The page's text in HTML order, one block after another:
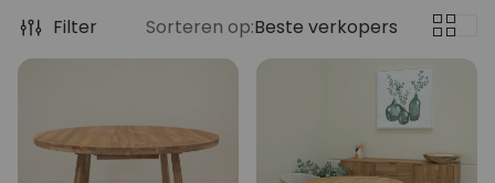
Dressoirs
Kapstokken
Filter Sorteren op:Beste verkopers